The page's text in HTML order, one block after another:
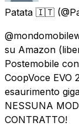
Patata 🇮🇹
su Amazon
Postemobile
CoopVoce EVO
esaurimento
NESSUNA
CONTRATTO!